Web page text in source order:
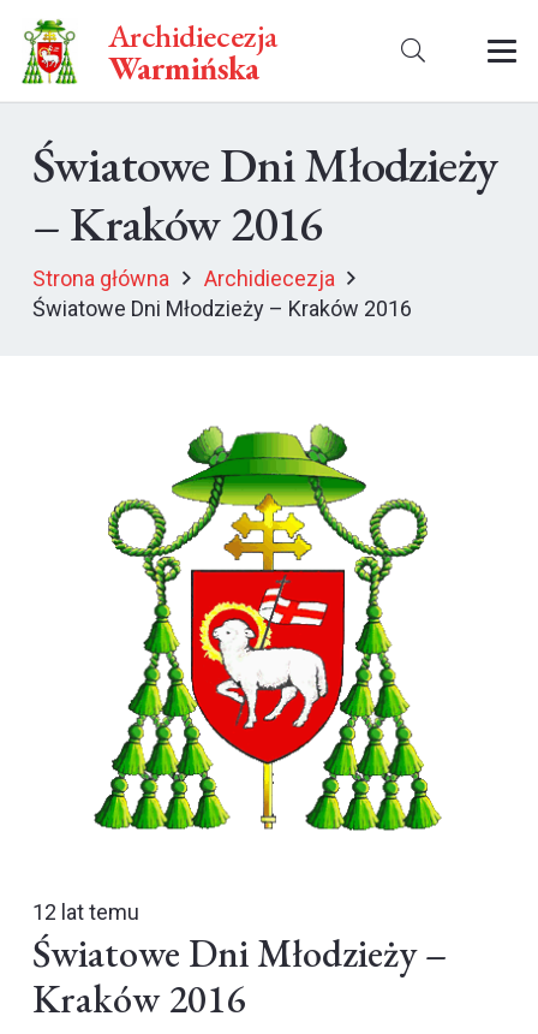
Archidiecezja
Warmińska
Światowe Dni Młodzieży
– Kraków 2016
Strona główna
Archidiecezja
Światowe Dni Młodzieży – Kraków 2016
12 lat temu
Światowe Dni Młodzieży –
Kraków 2016